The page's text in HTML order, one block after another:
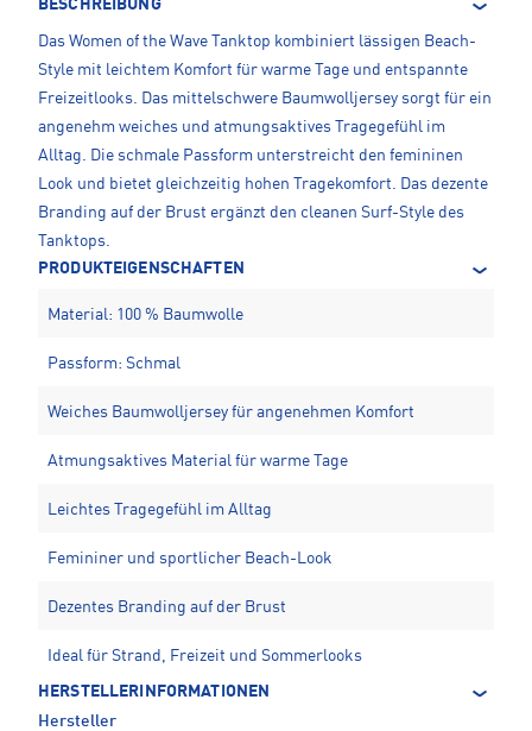
BESCHREIBUNG
Das Women of the Wave Tanktop kombiniert lässigen Beach-
Style mit leichtem Komfort für warme Tage und entspannte
Freizeitlooks. Das mittelschwere Baumwolljersey sorgt für ein
angenehm weiches und atmungsaktives Tragegefühl im
Alltag. Die schmale Passform unterstreicht den femininen
Look und bietet gleichzeitig hohen Tragekomfort. Das dezente
Branding auf der Brust ergänzt den cleanen Surf-Style des
Tanktops.
PRODUKTEIGENSCHAFTEN
Material: 100 % Baumwolle
Passform: Schmal
Weiches Baumwolljersey für angenehmen Komfort
Atmungsaktives Material für warme Tage
Leichtes Tragegefühl im Alltag
Femininer und sportlicher Beach-Look
Dezentes Branding auf der Brust
Ideal für Strand, Freizeit und Sommerlooks
HERSTELLERINFORMATIONEN
Hersteller